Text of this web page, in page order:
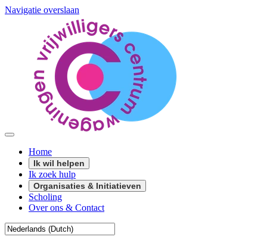
Navigatie overslaan
Home
Ik wil helpen
Ik zoek hulp
Organisaties & Initiatieven
Scholing
Over ons & Contact